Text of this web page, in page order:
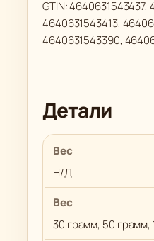
GTIN: 4640631543437,
4640631543413,
4640631543390,
Детали
Вес
Н/Д
Вес
30 грамм, 50